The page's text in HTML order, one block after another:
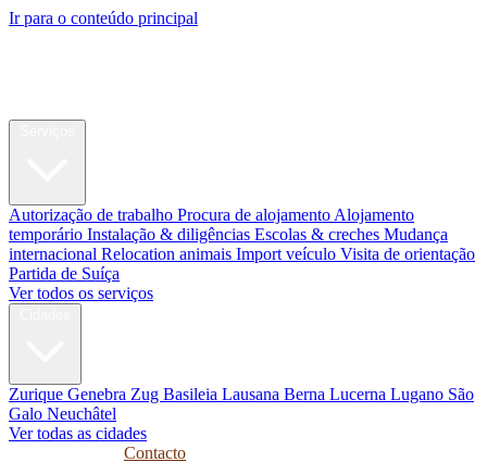
Ir para o conteúdo principal
Autorização de trabalho Procura de alojamento Alojamento
temporário Instalação & diligências Escolas & creches Mudança
internacional Relocation animais Import veículo Visita de orientação
Partida de Suíça
Ver todos os serviços
Zurique Genebra Zug Basileia Lausana Berna Lucerna Lugano São
Galo Neuchâtel
Ver todas as cidades
Contacto